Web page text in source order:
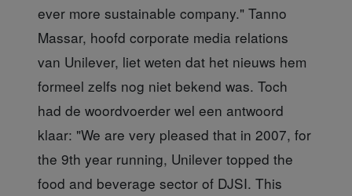
ever more sustainable company." Tanno
Massar, hoofd corporate media relations
van Unilever, liet weten dat het nieuws hem
formeel zelfs nog niet bekend was. Toch
had de woordvoerder wel een antwoord
klaar: "We are very pleased that in 2007, for
the 9th year running, Unilever topped the
food and beverage sector of DJSI. This